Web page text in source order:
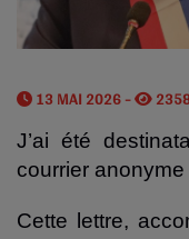
13 MAI 2026 -
J’ai été
courrier
Cette lettre,